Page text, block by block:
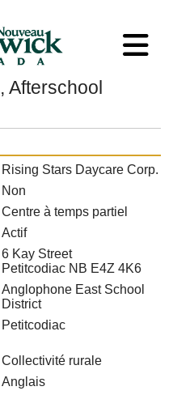
Afterschool
Rising Stars Daycare Corp.
Non
Centre à temps partiel
Actif
6 Kay Street
Petitcodiac NB E4Z 4K6
Anglophone East School
District
Petitcodiac
Collectivité rurale
Anglais